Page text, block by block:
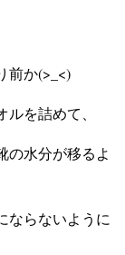
前か(>_<)
を詰めて、
の水分が移るよ
ならないように